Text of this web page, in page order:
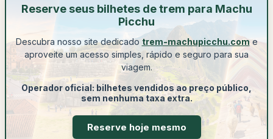
Reserve seus bilhetes de trem para Machu
Picchu
Descubra nosso site dedicado trem-machupicchu.come
aproveite um acesso simples, rápido e seguro para sua
viagem.
Operador oficial: bilhetes vendidos ao preço público,
sem nenhuma taxa extra.
Reserve hoje mesmo